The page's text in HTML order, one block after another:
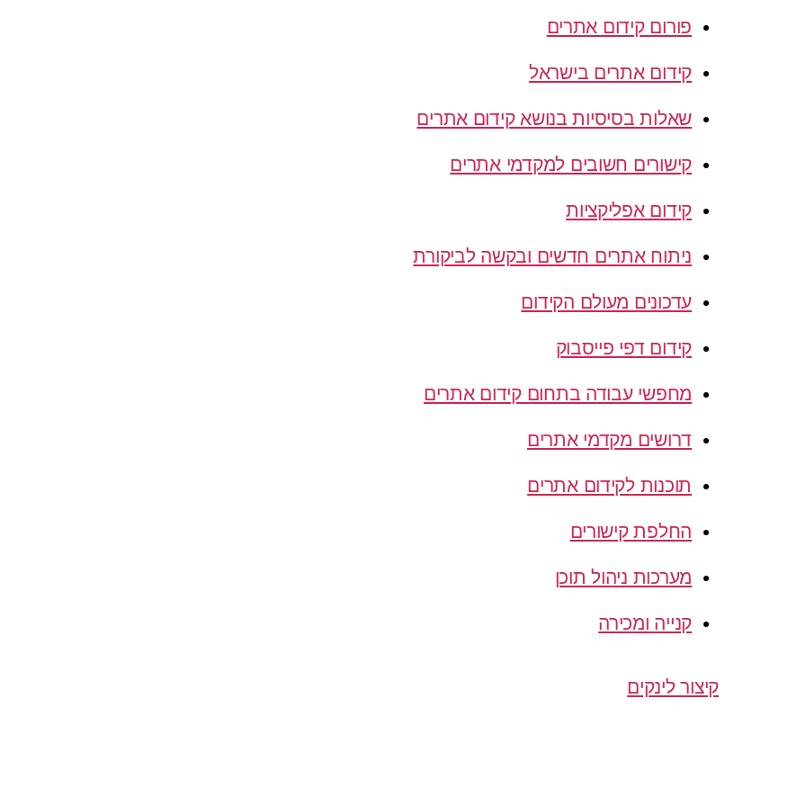
פורום קידום אתרים
קידום אתרים בישראל
שאלות בסיסיות בנושא קידום אתרים
קישורים חשובים למקדמי אתרים
קידום אפליקציות
ניתוח אתרים חדשים ובקשה לביקורת
עדכונים מעולם הקידום
קידום דפי פייסבוק
מחפשי עבודה בתחום קידום אתרים
דרושים מקדמי אתרים
תוכנות לקידום אתרים
החלפת קישורים
מערכות ניהול תוכן
קנייה ומכירה
קיצור לינקים